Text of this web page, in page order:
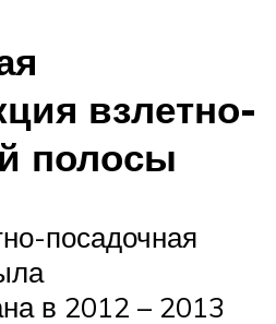
взлетно-
полосы
посадочная
в 2012 – 2013